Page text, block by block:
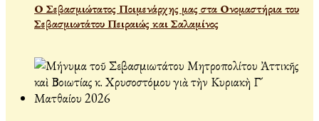
Ο Σεβασμιώτατος Ποιμενάρχης μας στα Ονομαστήρια του
Σεβασμιωτάτου Πειραιώς και Σαλαμίνος